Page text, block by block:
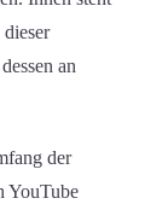
an
der
YouTube